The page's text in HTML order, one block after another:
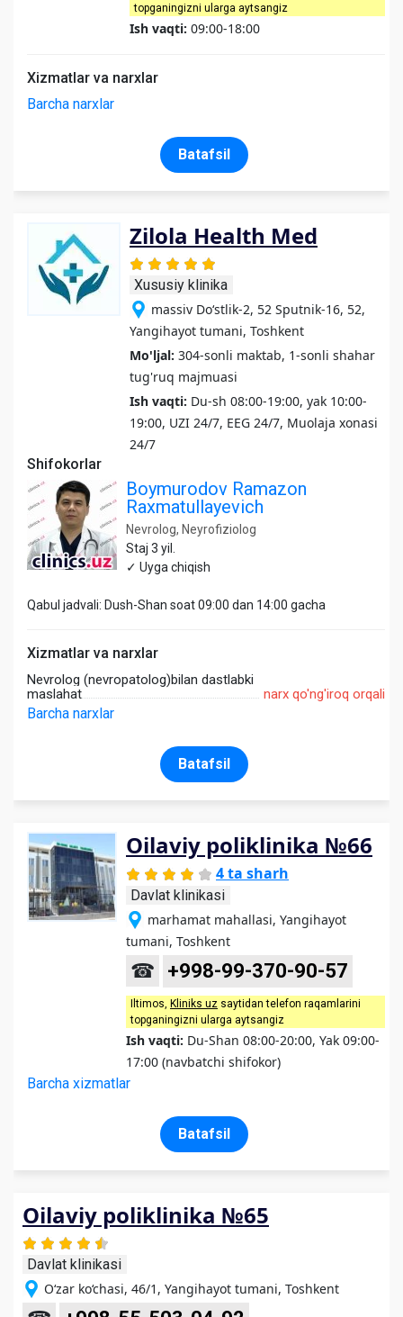
topganingizni ularga aytsangiz
Ish vaqti: 09:00-18:00
Xizmatlar va narxlar
Barcha narxlar
Batafsil
Zilola Health Med
Xususiy klinika
massiv Do‘stlik-2, 52 Sputnik-16, 52,
Yangihayot tumani, Toshkent
Mo'ljal: 304-sonli maktab, 1-sonli shahar
tug'ruq majmuasi
Ish vaqti: Du-sh 08:00-19:00, yak 10:00-
19:00, UZI 24/7, EEG 24/7, Muolaja xonasi
24/7
Shifokorlar
Boymurodov Ramazon
Raxmatullayevich
Nevrolog, Neyrofiziolog
Staj 3 yil.
✓ Uyga chiqish
Qabul jadvali: Dush-Shan soat 09:00 dan 14:00 gacha
Xizmatlar va narxlar
Nevrolog (nevropatolog)bilan dastlabki
maslahat
narx qo'ng'iroq orqali
Barcha narxlar
Batafsil
Oilaviy poliklinika №66
4 ta sharh
Davlat klinikasi
marhamat mahallasi, Yangihayot
tumani, Toshkent
☎ +998-99-370-90-57
Iltimos, Kliniks uz saytidan telefon raqamlarini
topganingizni ularga aytsangiz
Ish vaqti: Du-Shan 08:00-20:00, Yak 09:00-
17:00 (navbatchi shifokor)
Barcha xizmatlar
Batafsil
Oilaviy poliklinika №65
Davlat klinikasi
O‘zar ko‘chasi, 46/1, Yangihayot tumani, Toshkent